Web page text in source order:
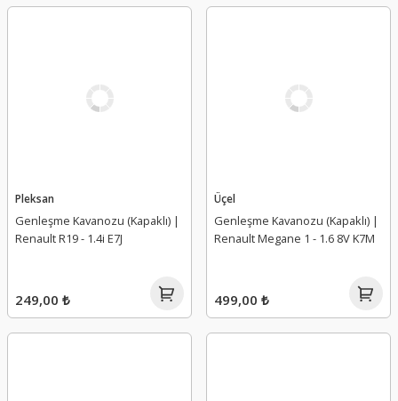
Pleksan
Genleşme Kavanozu (Kapaklı) |
Renault R19 - 1.4i E7J
249,00 ₺
Üçel
Genleşme Kavanozu (Kapaklı) |
Renault Megane 1 - 1.6 8V K7M
499,00 ₺